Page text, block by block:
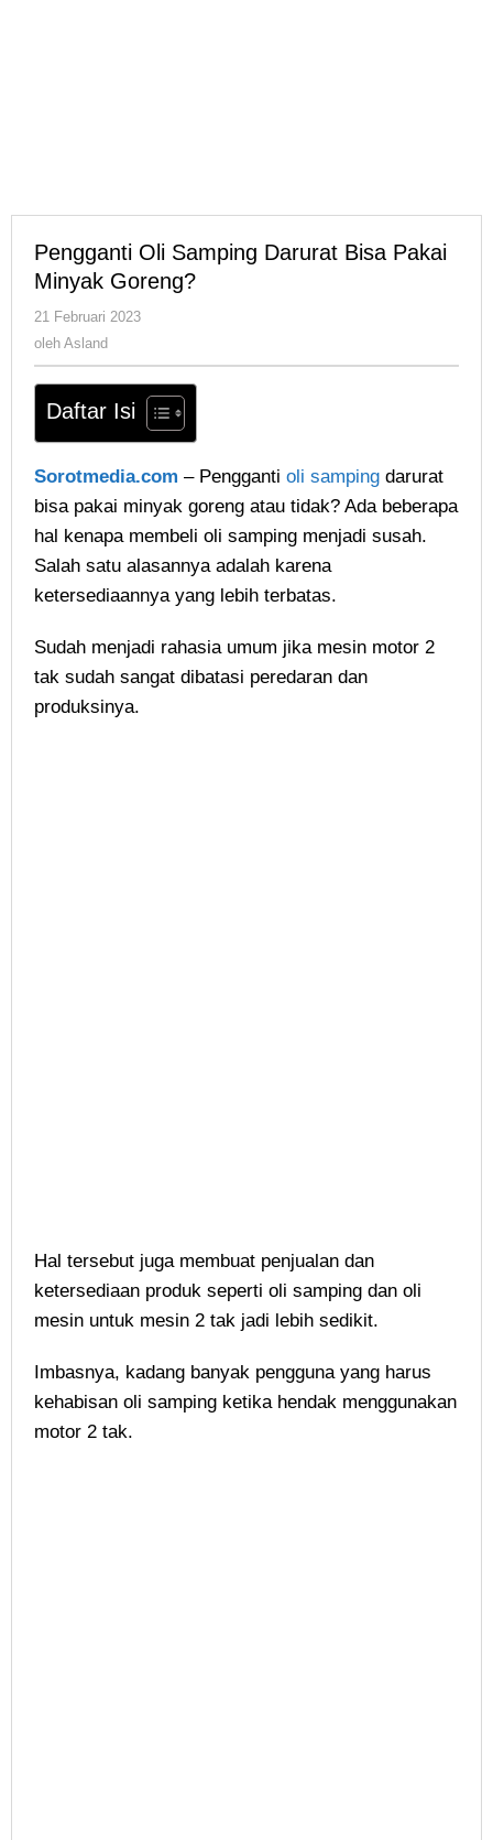
Pengganti Oli Samping Darurat Bisa Pakai
Minyak Goreng?
21 Februari 2023
oleh Asland
Daftar Isi
Sorotmedia.com – Pengganti oli samping darurat
bisa pakai minyak goreng atau tidak? Ada beberapa
hal kenapa membeli oli samping menjadi susah.
Salah satu alasannya adalah karena
ketersediaannya yang lebih terbatas.
Sudah menjadi rahasia umum jika mesin motor 2
tak sudah sangat dibatasi peredaran dan
produksinya.
Hal tersebut juga membuat penjualan dan
ketersediaan produk seperti oli samping dan oli
mesin untuk mesin 2 tak jadi lebih sedikit.
Imbasnya, kadang banyak pengguna yang harus
kehabisan oli samping ketika hendak menggunakan
motor 2 tak.